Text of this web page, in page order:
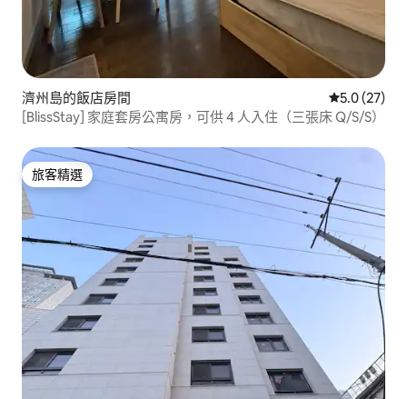
濟州島的飯店房間 從 27 則評
5.0 (27)
[BlissStay] 家庭套房公寓房，可供 4 人入住（三張床 Q/S/S）
旅客精選
旅客精選